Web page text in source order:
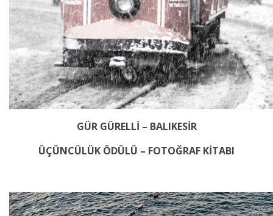
GÜR GÜRELLİ – BALIKESİR
ÜÇÜNCÜLÜK ÖDÜLÜ – FOTOĞRAF KİTABI